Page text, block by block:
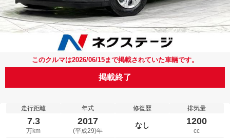
このクルマは2026/06/15まで掲載されていた車輛です。
掲載終了
走行距離
7.3
万km
年式
2017
(平成29)年
修復歴
なし
排気量
1200
cc